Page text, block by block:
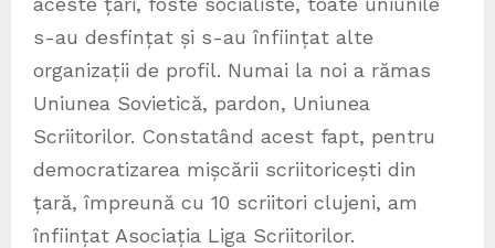
s-au desfințat și s-au înființat alte
organizații de profil. Numai la noi a rămas
Uniunea Sovietică, pardon, Uniunea
Scriitorilor. Constatând acest fapt, pentru
democratizarea mișcării scriitoricești din
țară, împreună cu 10 scriitori clujeni, am
înființat Asociația Liga Scriitorilor.